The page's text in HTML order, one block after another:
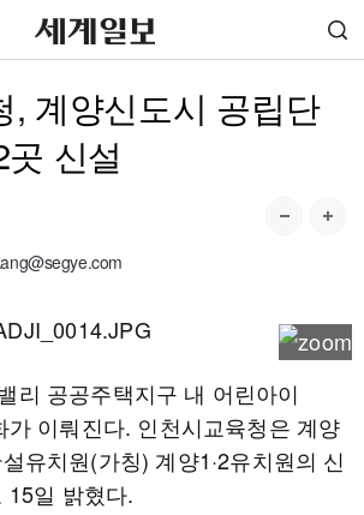
, 계양신도시 공립단
신설
리 공공주택지구 내 어린아이
가 이뤄진다. 인천시교육청은 계양
유치원(가칭) 계양1·2유치원의 신
15일 밝혔다.